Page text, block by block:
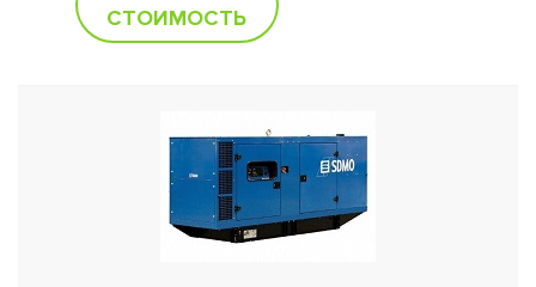
СТОИМОСТЬ